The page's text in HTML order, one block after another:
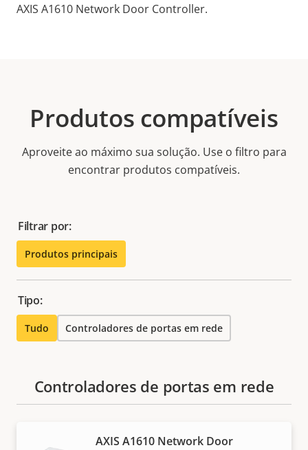
AXIS A1610 Network Door Controller.
Produtos compatíveis
Aproveite ao máximo sua solução. Use o filtro para
encontrar produtos compatíveis.
Filtrar por:
Produtos principais
Tipo:
Tudo Controladores de portas em rede
Controladores de portas em rede
AXIS A1610 Network Door